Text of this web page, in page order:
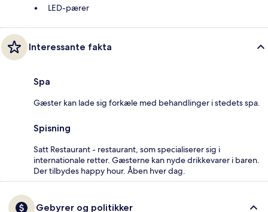
LED-pærer
Interessante fakta
Spa
Gæster kan lade sig forkæle med behandlinger i stedets spa.
Spisning
Satt Restaurant - restaurant, som specialiserer sig i
internationale retter. Gæsterne kan nyde drikkevarer i baren.
Der tilbydes happy hour. Åben hver dag.
Gebyrer og politikker